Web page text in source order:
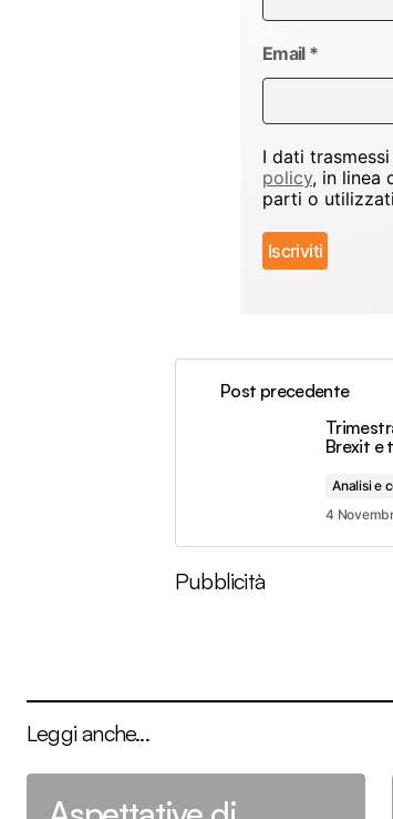
Email *
I dati
policy, in linea
parti o
Post precedente
Brexit e
Analisi e
4
Pubblicità
Leggi anche...